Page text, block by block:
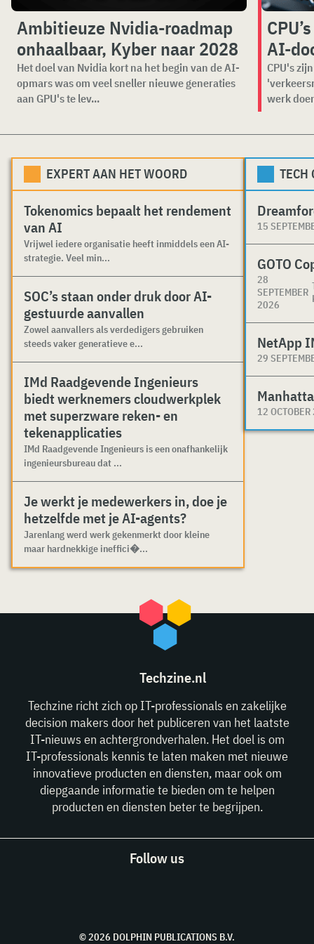
Ambitieuze Nvidia-roadmap
onhaalbaar, Kyber naar 2028
Het doel van Nvidia kort na het begin van de AI-
opmars was om veel sneller nieuwe generaties
aan GPU's te lev...
AI-
CPU's
werk
EXPERT AAN HET WOORD
Tokenomics bepaalt het rendement
van AI
Vrijwel iedere organisatie heeft inmiddels een AI-
strategie. Veel min...
SOC’s staan onder druk door AI-
gestuurde aanvallen
Zowel aanvallers als verdedigers gebruiken
steeds vaker generatieve e...
IMd Raadgevende Ingenieurs
biedt werknemers cloudwerkplek
met superzware reken- en
tekenapplicaties
IMd Raadgevende Ingenieurs is een onafhankelijk
ingenieursbureau dat ...
Je werkt je medewerkers in, doe je
hetzelfde met je AI-agents?
Jarenlang werd werk gekenmerkt door kleine
maar hardnekkige ineffici�...
TECH
15
GOTO
28
SEPTEMBER
2026
NetApp
29
12
Techzine.nl
Techzine richt zich op IT-professionals en zakelijke
decision makers door het publiceren van het laatste
IT-nieuws en achtergrondverhalen. Het doel is om
IT-professionals kennis te laten maken met nieuwe
innovatieve producten en diensten, maar ook om
diepgaande informatie te bieden om te helpen
producten en diensten beter te begrijpen.
Follow us
© 2026 DOLPHIN PUBLICATIONS B.V.